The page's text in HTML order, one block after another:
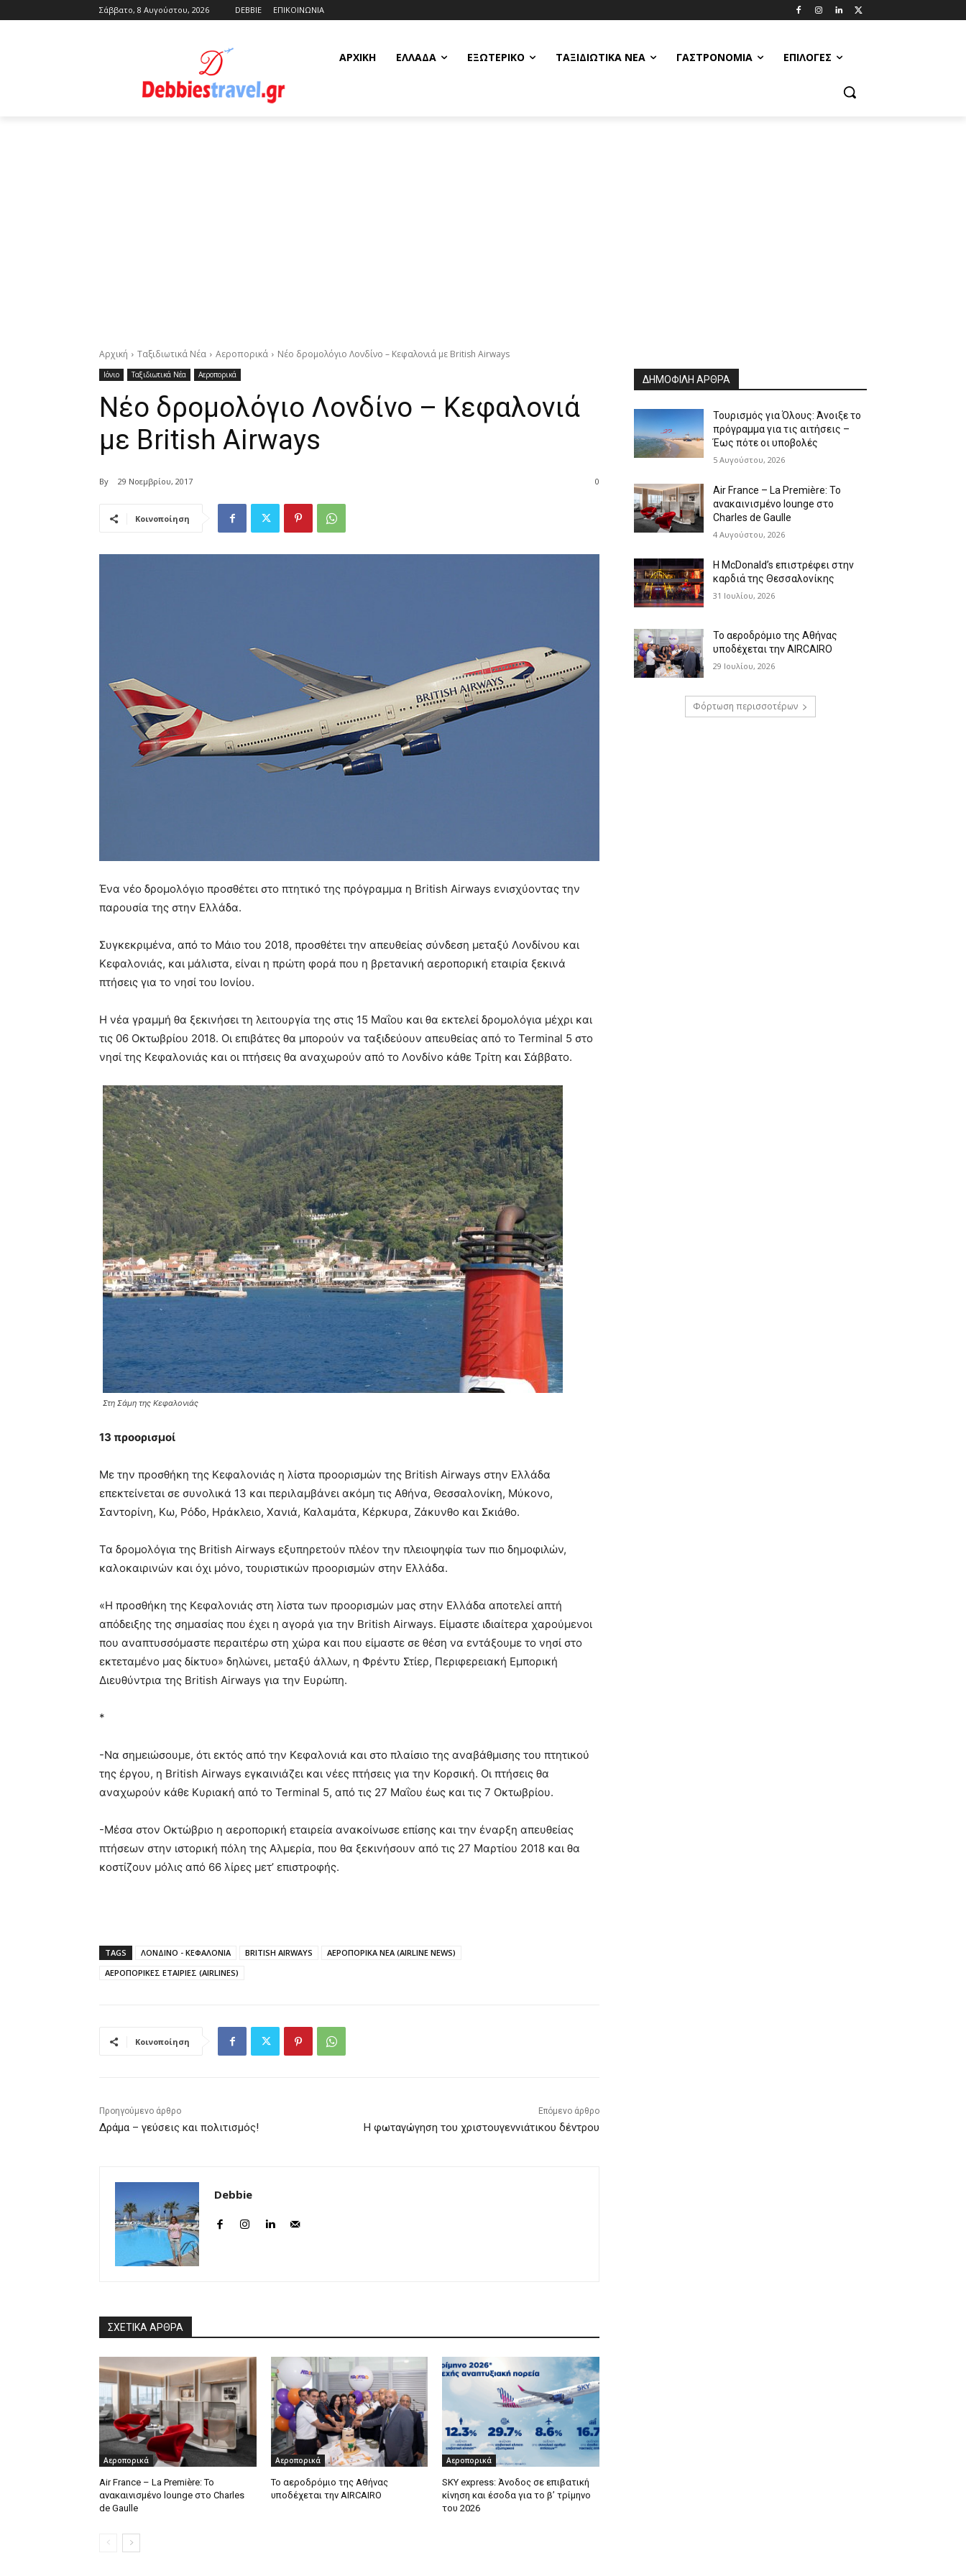
Σάββατο, 8 Αυγούστου, 2026 DEBBIE ΕΠΙΚΟΙΝΩΝΙΑ
ΑΡΧΙΚΗ ΕΛΛΆΔΑ ΕΞΩΤΕΡΙΚΌ ΤΑΞΙΔΙΩΤΙΚΆ ΝΈΑ ΓΑΣΤΡΟΝΟΜΊΑ ΕΠΙΛΟΓΈΣ
Αρχική Ταξιδιωτικά Νέα Αεροπορικά Νέο δρομολόγιο Λονδίνο – Κεφαλονιά με British Airways
Ιόνιο Ταξιδιωτικά Νέα Αεροπορικά
Νέο δρομολόγιο Λονδίνο – Κεφαλονιά
με British Airways
By 29 Νοεμβρίου, 2017 0
Κοινοποίηση
Ένα νέο δρομολόγιο προσθέτει στο πτητικό της πρόγραμμα η British Airways ενισχύοντας την
παρουσία της στην Ελλάδα.
Συγκεκριμένα, από το Μάιο του 2018, προσθέτει την απευθείας σύνδεση μεταξύ Λονδίνου και
Κεφαλονιάς, και μάλιστα, είναι η πρώτη φορά που η βρετανική αεροπορική εταιρία ξεκινά
πτήσεις για το νησί του Ιονίου.
Η νέα γραμμή θα ξεκινήσει τη λειτουργία της στις 15 Μαΐου και θα εκτελεί δρομολόγια μέχρι και
τις 06 Οκτωβρίου 2018. Οι επιβάτες θα μπορούν να ταξιδεύουν απευθείας από το Terminal 5 στο
νησί της Κεφαλονιάς και οι πτήσεις θα αναχωρούν από το Λονδίνο κάθε Τρίτη και Σάββατο.
Στη Σάμη της Κεφαλονιάς
13 προορισμοί
Με την προσθήκη της Κεφαλονιάς η λίστα προορισμών της British Airways στην Ελλάδα
επεκτείνεται σε συνολικά 13 και περιλαμβάνει ακόμη τις Αθήνα, Θεσσαλονίκη, Μύκονο,
Σαντορίνη, Κω, Ρόδο, Ηράκλειο, Χανιά, Καλαμάτα, Κέρκυρα, Ζάκυνθο και Σκιάθο.
Τα δρομολόγια της British Airways εξυπηρετούν πλέον την πλειοψηφία των πιο δημοφιλών,
καλοκαιρινών και όχι μόνο, τουριστικών προορισμών στην Ελλάδα.
«Η προσθήκη της Κεφαλονιάς στη λίστα των προορισμών μας στην Ελλάδα αποτελεί απτή
απόδειξης της σημασίας που έχει η αγορά για την British Airways. Είμαστε ιδιαίτερα χαρούμενοι
που αναπτυσσόμαστε περαιτέρω στη χώρα και που είμαστε σε θέση να εντάξουμε το νησί στο
εκτεταμένο μας δίκτυο» δηλώνει, μεταξύ άλλων, η Φρέντυ Στίερ, Περιφερειακή Εμπορική
Διευθύντρια της British Airways για την Ευρώπη.
*
-Να σημειώσουμε, ότι εκτός από την Κεφαλονιά και στο πλαίσιο της αναβάθμισης του πτητικού
της έργου, η British Airways εγκαινιάζει και νέες πτήσεις για την Κορσική. Οι πτήσεις θα
αναχωρούν κάθε Κυριακή από το Terminal 5, από τις 27 Μαΐου έως και τις 7 Οκτωβρίου.
-Μέσα στον Οκτώβριο η αεροπορική εταιρεία ανακοίνωσε επίσης και την έναρξη απευθείας
πτήσεων στην ιστορική πόλη της Αλμερία, που θα ξεκινήσουν από τις 27 Μαρτίου 2018 και θα
κοστίζουν μόλις από 66 λίρες μετ’ επιστροφής.
TAGS ΛΟΝΔΙΝΟ - ΚΕΦΑΛΟΝΙΑ BRITISH AIRWAYS
ΑΕΡΟΠΟΡΙΚΑ ΝΕΑ (AIRLINE NEWS)
ΑΕΡΟΠΟΡΙΚΕΣ ΕΤΑΙΡΙΕΣ (AIRLINES)
Κοινοποίηση
Προηγούμενο άρθρο
Δράμα – γεύσεις και πολιτισμός!
Επόμενο άρθρο
Η φωταγώγηση του χριστουγεννιάτικου δέντρου
Debbie
ΣΧΕΤΙΚΑ ΑΡΘΡΑ
Αεροπορικά
Air France – La Première: Το
ανακαινισμένο lounge στο Charles
de Gaulle
Αεροπορικά
Το αεροδρόμιο της Αθήνας
υποδέχεται την AIRCAIRO
Αεροπορικά
SKY express: Άνοδος σε επιβατική
κίνηση και έσοδα για το β’ τρίμηνο
του 2026
ΔΗΜΟΦΙΛΗ ΑΡΘΡΑ
Τουρισμός για Όλους: Άνοιξε το
πρόγραμμα για τις αιτήσεις –
Έως πότε οι υποβολές
5 Αυγούστου, 2026
Air France – La Première: Το
ανακαινισμένο lounge στο
Charles de Gaulle
4 Αυγούστου, 2026
Η McDonald’s επιστρέφει στην
καρδιά της Θεσσαλονίκης
31 Ιουλίου, 2026
Το αεροδρόμιο της Αθήνας
υποδέχεται την AIRCAIRO
29 Ιουλίου, 2026
Φόρτωση περισσοτέρων